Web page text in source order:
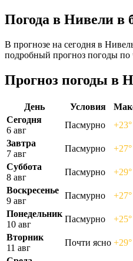
Погода в Нивели в
В прогнозе на сегодня в
подробный прогноз погоды по
Прогноз погоды в
День Условия
Сегодня
6 авг
Пасмурно +23°
Завтра
7 авг
Пасмурно +27°
Суббота
8 авг
Пасмурно +29°
Воскресенье
9 авг
Пасмурно +27°
Понедельник
10 авг
Пасмурно +25°
Вторник
11 авг
Почти ясно +29°